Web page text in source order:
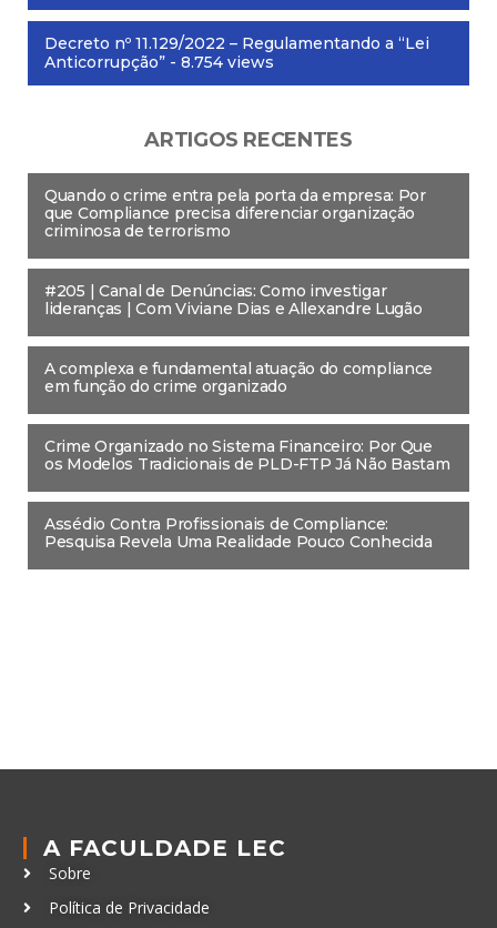
Decreto nº 11.129/2022 – Regulamentando a “Lei
Anticorrupção” - 8.754 views
ARTIGOS RECENTES
Quando o crime entra pela porta da empresa: Por
que Compliance precisa diferenciar organização
criminosa de terrorismo
#205 | Canal de Denúncias: Como investigar
lideranças | Com Viviane Dias e Allexandre Lugão
A complexa e fundamental atuação do compliance
em função do crime organizado
Crime Organizado no Sistema Financeiro: Por Que
os Modelos Tradicionais de PLD-FTP Já Não Bastam
Assédio Contra Profissionais de Compliance:
Pesquisa Revela Uma Realidade Pouco Conhecida
A FACULDADE LEC
Sobre
Política de Privacidade